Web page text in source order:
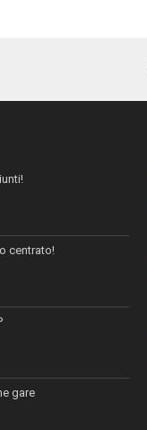
centrato!
gare